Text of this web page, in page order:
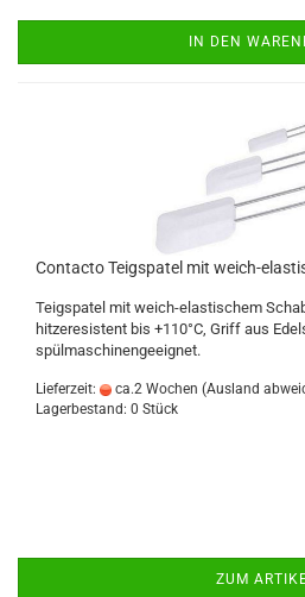
IN DEN
Contacto Teigspatel mit weich-
Teigspatel mit weich-elastischem
hitzeresistent bis +110°C, Griff aus
spülmaschinengeeignet.
Lieferzeit: ca.2 Wochen (Ausland
Lagerbestand: 0 Stück
ZUM